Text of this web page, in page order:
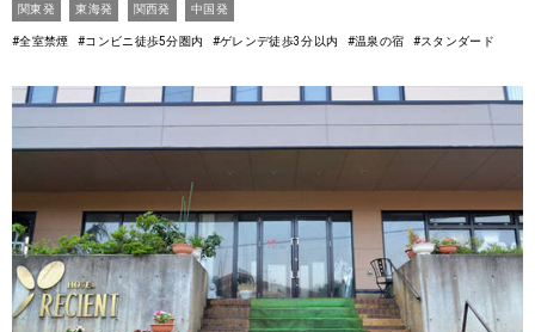
関東発
東海発 関西発 中国発
#全室禁煙 #コンビニ徒歩5分圏内 #ゲレンデ徒歩3分以内 #温泉の宿 #スタンダード